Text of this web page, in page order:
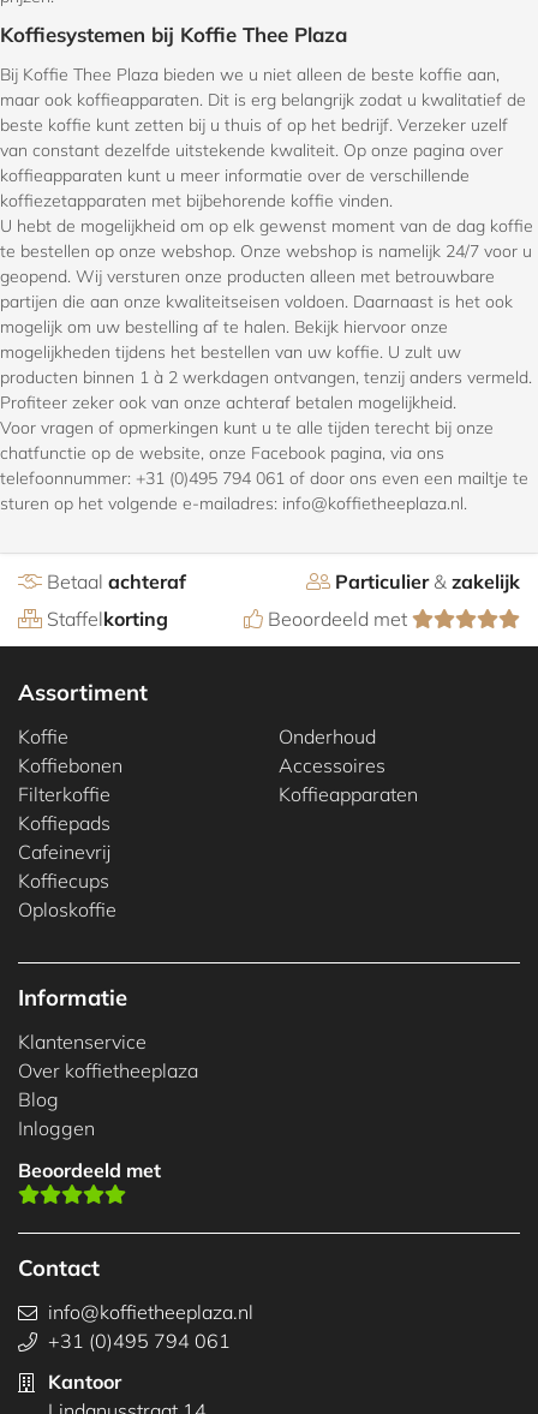
Koffiesystemen bij Koffie Thee Plaza
Bij Koffie Thee Plaza bieden we u niet alleen de beste koffie aan,
maar ook koffieapparaten. Dit is erg belangrijk zodat u kwalitatief de
beste koffie kunt zetten bij u thuis of op het bedrijf. Verzeker uzelf
van constant dezelfde uitstekende kwaliteit. Op onze pagina over
koffieapparaten kunt u meer informatie over de verschillende
koffiezetapparaten met bijbehorende koffie vinden.
U hebt de mogelijkheid om op elk gewenst moment van de dag koffie
te bestellen op onze webshop. Onze webshop is namelijk 24/7 voor u
geopend. Wij versturen onze producten alleen met betrouwbare
partijen die aan onze kwaliteitseisen voldoen. Daarnaast is het ook
mogelijk om uw bestelling af te halen. Bekijk hiervoor onze
mogelijkheden tijdens het bestellen van uw koffie. U zult uw
producten binnen 1 à 2 werkdagen ontvangen, tenzij anders vermeld.
Profiteer zeker ook van onze achteraf betalen mogelijkheid.
Voor vragen of opmerkingen kunt u te alle tijden terecht bij onze
chatfunctie op de website, onze Facebook pagina, via ons
telefoonnummer: +31 (0)495 794 061 of door ons even een mailtje te
sturen op het volgende e-mailadres: info@koffietheeplaza.nl.
Betaal achteraf Particulier& zakelijk
Staffelkorting Beoordeeld met
Assortiment
Koffie
Koffiebonen
Filterkoffie
Koffiepads
Cafeinevrij
Koffiecups
Oploskoffie
Onderhoud
Accessoires
Koffieapparaten
Informatie
Klantenservice
Over koffietheeplaza
Blog
Inloggen
Beoordeeld met
Contact
info@koffietheeplaza.nl
+31 (0)495 794 061
Kantoor